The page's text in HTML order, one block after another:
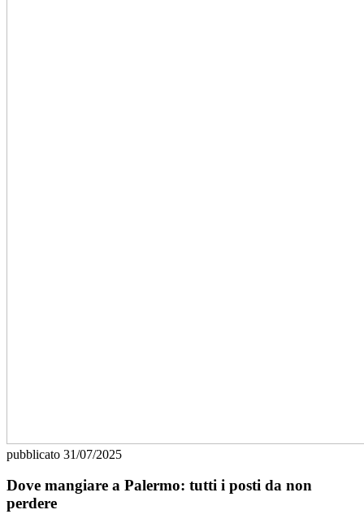
pubblicato 31/07/2025
Dove mangiare a Palermo: tutti i posti da non
perdere